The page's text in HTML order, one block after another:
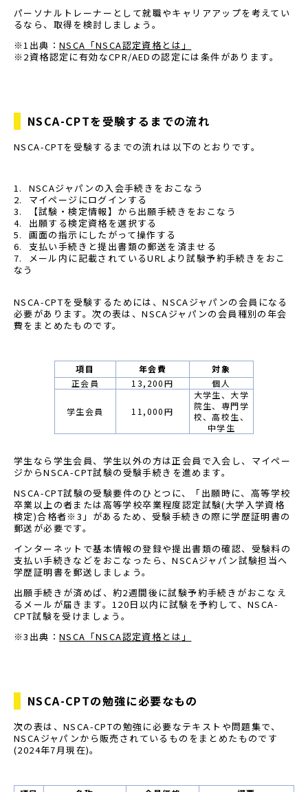
パーソナルトレーナーとして就職やキャリアアップを考えてい
るなら、取得を検討しましょう。
※1出典： NSCA「NSCA認定資格とは」
※2資格認定に有効なCPR/AEDの認定には条件があります。
NSCA-CPTを受験するまでの流れ
NSCA-CPTを受験するまでの流れは以下のとおりです。
NSCAジャパンの入会手続きをおこなう
マイページにログインする
【試験・検定情報】から出願手続きをおこなう
出願する検定資格を選択する
画面の指示にしたがって操作する
支払い手続きと提出書類の郵送を済ませる
メール内に記載されているURLより試験予約手続きをおこ
なう
NSCA-CPTを受験するためには、NSCAジャパンの会員になる
必要があります。次の表は、NSCAジャパンの会員種別の年会
費をまとめたものです。
項目 年会費
対象
正会員
13,200円 個人
学生会員 11,000円
大学生、大学
院生、専門学
校、高校生、
中学生
学生なら学生会員、学生以外の方は正会員で入会し、マイペー
ジからNSCA-CPT試験の受験手続きを進めます。
NSCA-CPT試験の受験要件のひとつに、「出願時に、高等学校
卒業以上の者または高等学校卒業程度認定試験(大学入学資格
検定)合格者※3」があるため、受験手続きの際に学歴証明書の
郵送が必要です。
インターネットで基本情報の登録や提出書類の確認、受験料の
支払い手続きなどをおこなったら、NSCAジャパン試験担当へ
学歴証明書を郵送しましょう。
出願手続きが済めば、約2週間後に試験予約手続きがおこなえ
るメールが届きます。120日以内に試験を予約して、NSCA-
CPT試験を受けましょう。
※3出典： NSCA「NSCA認定資格とは」
NSCA-CPTの勉強に必要なもの
次の表は、NSCA-CPTの勉強に必要なテキストや問題集で、
NSCAジャパンから販売されているものをまとめたものです
(2024年7月現在)。